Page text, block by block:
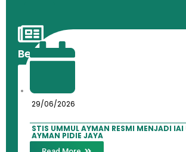
Berita Terkini
29/06/2026
STIS UMMUL AYMAN RESMI MENJADI IAI
AYMAN PIDIE JAYA